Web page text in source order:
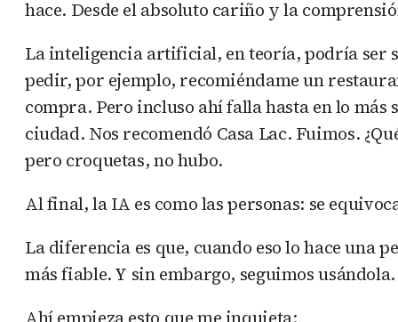
hace. Desde el absoluto cariño y la
La inteligencia artificial, en teoría, podría ser
pedir, por ejemplo, recomiéndame un
compra. Pero incluso ahí falla hasta en lo
ciudad. Nos recomendó Casa Lac. Fuimos.
pero croquetas, no hubo.
Al final, la IA es como las personas: se
La diferencia es que, cuando eso lo hace una
más fiable. Y sin embargo, seguimos
Ahí empieza esto que me inquieta: